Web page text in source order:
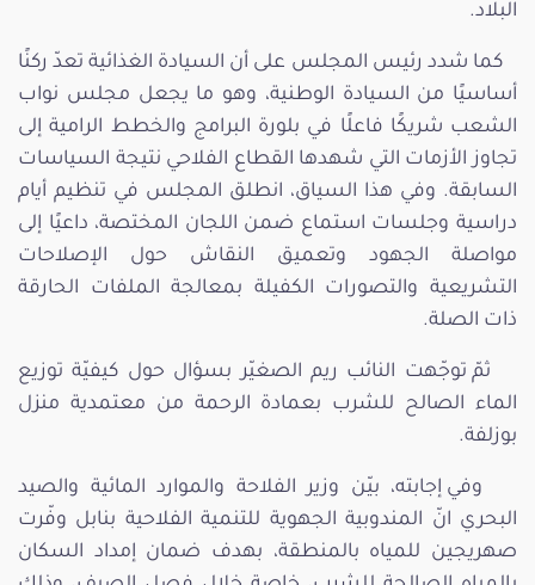
البلاد.
كما شدد رئيس المجلس على أن السيادة الغذائية تعدّ ركنًا
أساسيًا من السيادة الوطنية، وهو ما يجعل مجلس نواب
الشعب شريكًا فاعلًا في بلورة البرامج والخطط الرامية إلى
تجاوز الأزمات التي شهدها القطاع الفلاحي نتيجة السياسات
السابقة. وفي هذا السياق، انطلق المجلس في تنظيم أيام
دراسية وجلسات استماع ضمن اللجان المختصة، داعيًا إلى
مواصلة الجهود وتعميق النقاش حول الإصلاحات
التشريعية والتصورات الكفيلة بمعالجة الملفات الحارقة
ذات الصلة.
ثمّ توجّهت النائب ريم الصغيّر بسؤال حول كيفيّة توزيع
الماء الصالح للشرب بعمادة الرحمة من معتمدية منزل
بوزلفة.
وفي إجابته، بيّن وزير الفلاحة والموارد المائية والصيد
البحري انّ المندوبية الجهوية للتنمية الفلاحية بنابل وفّرت
صهريجين للمياه بالمنطقة، بهدف ضمان إمداد السكان